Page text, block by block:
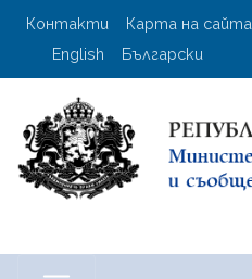
User account menu
Контакти Карта на сайта
English
Български